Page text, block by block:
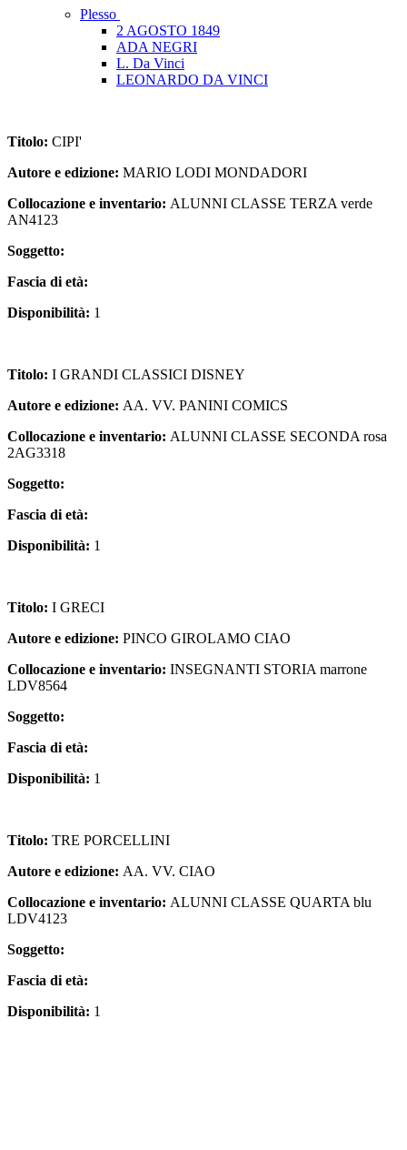
Plesso
2 AGOSTO 1849
ADA NEGRI
L. Da Vinci
LEONARDO DA VINCI
Titolo: CIPI'
Autore e edizione: MARIO LODI MONDADORI
Collocazione e inventario: ALUNNI CLASSE TERZA verde
AN4123
Soggetto:
Fascia di età:
Disponibilità: 1
Titolo: I GRANDI CLASSICI DISNEY
Autore e edizione: AA. VV. PANINI COMICS
Collocazione e inventario: ALUNNI CLASSE SECONDA rosa
2AG3318
Soggetto:
Fascia di età:
Disponibilità: 1
Titolo: I GRECI
Autore e edizione: PINCO GIROLAMO CIAO
Collocazione e inventario: INSEGNANTI STORIA marrone
LDV8564
Soggetto:
Fascia di età:
Disponibilità: 1
Titolo: TRE PORCELLINI
Autore e edizione: AA. VV. CIAO
Collocazione e inventario: ALUNNI CLASSE QUARTA blu
LDV4123
Soggetto:
Fascia di età:
Disponibilità: 1